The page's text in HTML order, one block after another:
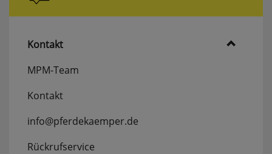
Kontakt
MPM-Team
Kontakt
info@pferdekaemper.de
Rückrufservice